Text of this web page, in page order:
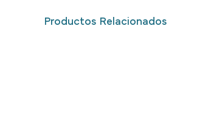
Productos Relacionados